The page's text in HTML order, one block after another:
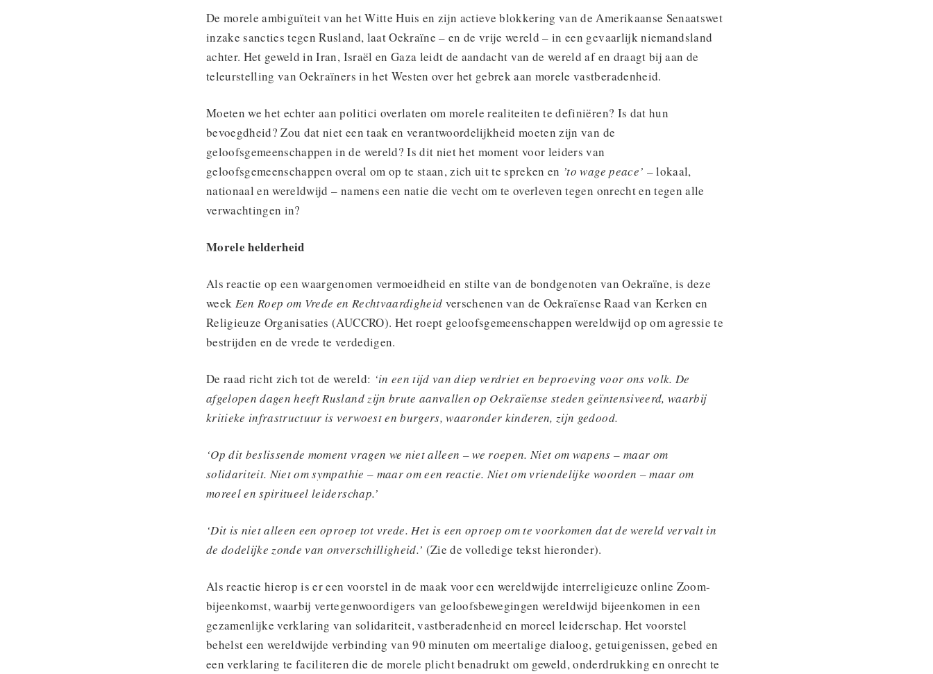
De morele ambiguïteit van het Witte Huis en zijn actieve blokkering van de Amerikaanse Senaatswet
inzake sancties tegen Rusland, laat Oekraïne – en de vrije wereld – in een gevaarlijk niemandsland
achter. Het geweld in Iran, Israël en Gaza leidt de aandacht van de wereld af en draagt ​​bij aan de
teleurstelling van Oekraïners in het Westen over het gebrek aan morele vastberadenheid.
Moeten we het echter aan politici overlaten om morele realiteiten te definiëren? Is dat hun
bevoegdheid? Zou dat niet een taak en verantwoordelijkheid moeten zijn van de
geloofsgemeenschappen in de wereld? Is dit niet het moment voor leiders van
geloofsgemeenschappen overal om op te staan, zich uit te spreken en ’to wage peace’ – lokaal,
nationaal en wereldwijd – namens een natie die vecht om te overleven tegen onrecht en tegen alle
verwachtingen in?
Morele helderheid
Als reactie op een waargenomen vermoeidheid en stilte van de bondgenoten van Oekraïne, is deze
week Een Roep om Vrede en Rechtvaardigheid verschenen van de Oekraïense Raad van Kerken en
Religieuze Organisaties (AUCCRO). Het roept geloofsgemeenschappen wereldwijd op om agressie te
bestrijden en de vrede te verdedigen.
De raad richt zich tot de wereld: ‘in een tijd van diep verdriet en beproeving voor ons volk. De
afgelopen dagen heeft Rusland zijn brute aanvallen op Oekraïense steden geïntensiveerd, waarbij
kritieke infrastructuur is verwoest en burgers, waaronder kinderen, zijn gedood.
‘Op dit beslissende moment vragen we niet alleen – we roepen. Niet om wapens – maar om
solidariteit. Niet om sympathie – maar om een ​​reactie. Niet om vriendelijke woorden – maar om
moreel en spiritueel leiderschap.’
‘Dit is niet alleen een oproep tot vrede. Het is een oproep om te voorkomen dat de wereld vervalt in
de dodelijke zonde van onverschilligheid.’ (Zie de volledige tekst hieronder).
Als reactie hierop is er een voorstel in de maak voor een wereldwijde interreligieuze online Zoom-
bijeenkomst, waarbij vertegenwoordigers van geloofsbewegingen wereldwijd bijeenkomen in een
gezamenlijke verklaring van solidariteit, vastberadenheid en moreel leiderschap. Het voorstel
behelst een wereldwijde verbinding van 90 minuten om meertalige dialoog, getuigenissen, gebed en
een verklaring te faciliteren die de morele plicht benadrukt om geweld, onderdrukking en onrecht te